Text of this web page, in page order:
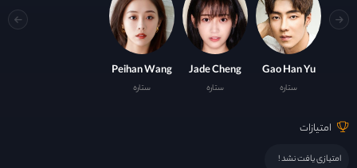
Gao Han Yu
ستاره
Jade Cheng
ستاره
Peihan Wang
ستاره
امتیازات
امتیازی یافت نشد !